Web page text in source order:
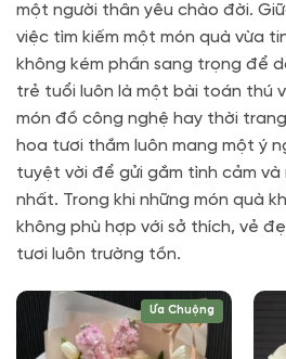
một người thân yêu chào đời.
việc tìm kiếm một món quà vừa
không kém phần sang trọng để
trẻ tuổi luôn là một bài toán thú
món đồ công nghệ hay thời
hoa tươi thắm luôn mang một ý
tuyệt vời để gửi gắm tình cảm
nhất. Trong khi những món quà
không phù hợp với sở thích, vẻ
tươi luôn trường tồn.
Ưa Chuộng